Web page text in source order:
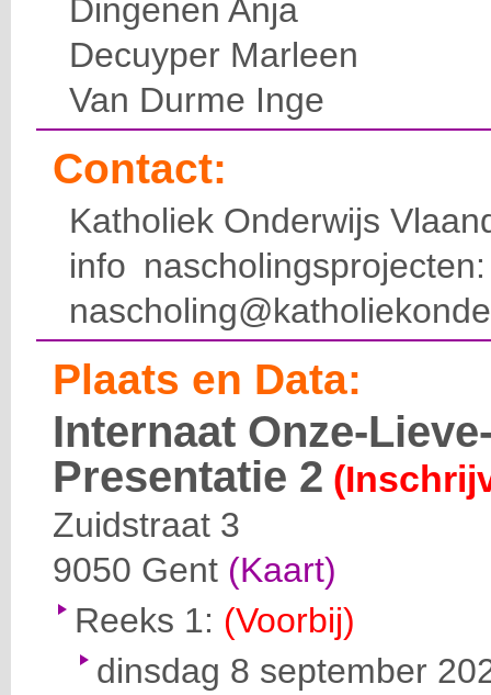
Dingenen Anja
Decuyper Marleen
Van Durme Inge
Contact:
Katholiek Onderwijs
info
Plaats en Data:
Internaat Onze-
Presentatie 2
Zuidstraat 3
9050 Gent (Kaart)
Reeks 1: (Voorbij)
dinsdag 8 september